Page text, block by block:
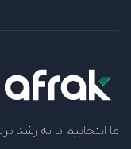
ما اینجاییم تا به رشد